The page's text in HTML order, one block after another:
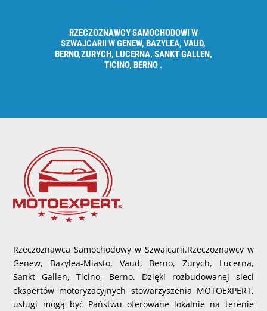
RZECZOZNAWCY SAMOCHODOWI W
SZWAJCARII W GENEW, BAZYLEA, VAUD,
BERNO,ZURYCH, LUCERNA, SANKT GALLEN,
TICINO, BERNO .
Rzeczoznawca Samochodowy w Szwajcarii.Rzeczoznawcy w
Genew, Bazylea-Miasto, Vaud, Berno, Zurych, Lucerna,
Sankt Gallen, Ticino, Berno. Dzięki rozbudowanej sieci
ekspertów motoryzacyjnych stowarzyszenia MOTOEXPERT,
usługi mogą być Państwu oferowane lokalnie na terenie